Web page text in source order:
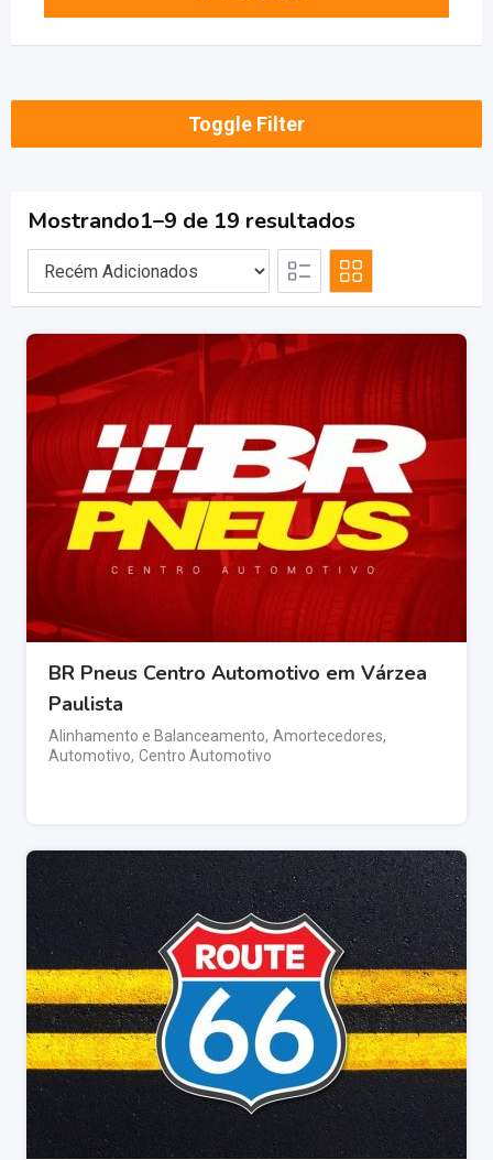
Toggle Filter
Mostrando1–9 de 19 resultados
BR Pneus Centro Automotivo em Várzea
Paulista
Alinhamento e Balanceamento, Amortecedores,
Automotivo, Centro Automotivo